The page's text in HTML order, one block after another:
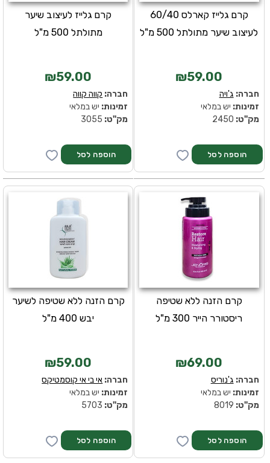
קרם גלייז לעיצוב שיער
מתולתל 500 מ"ל
₪59.00
חברה: קווה קווה
זמינות: יש במלאי
מק''ט:
קרם גלייז קארלס 60/40
לעיצוב שיער מתולתל 500 מ"ל
₪59.00
חברה: ג'ויה
זמינות: יש במלאי
מק''ט:
קרם הזנה ללא שטיפה לשיער
יבש 400 מ"ל
₪59.00
חברה: אי בי אי קוסמטיקס
זמינות: יש במלאי
מק''ט:
קרם הזנה ללא שטיפה
ריסטורר הייר 300 מ"ל
₪69.00
חברה: ג'נוריס
זמינות: יש במלאי
מק''ט: